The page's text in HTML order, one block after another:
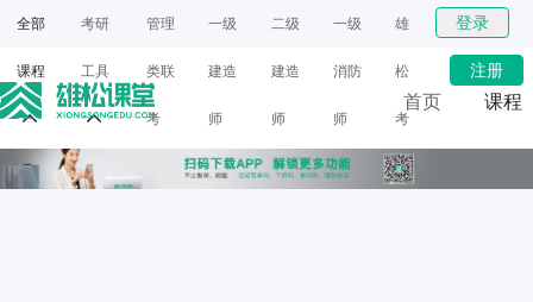
全部
课程
考研
工具
管理
类联
考
一级
建造
师
二级
建造
师
一级
消防
师
雄
松
考
研
登录
注册
首页 课程